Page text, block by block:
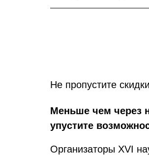
Не пропустите
Меньше чем через
упустите
Организаторы XVI